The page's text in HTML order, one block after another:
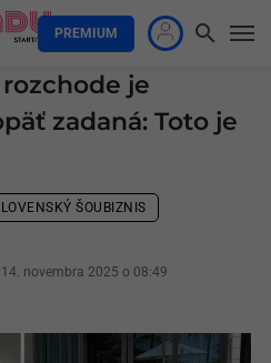
PREMIUM
je
zadaná: Toto je
ŠOUBIZNIS
14. novembra 2025 o 08:49